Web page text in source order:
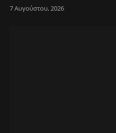
7 Αυγούστου, 2026